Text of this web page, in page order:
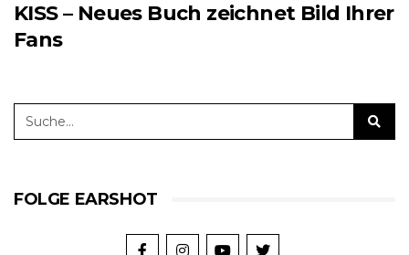
KISS – Neues Buch zeichnet Bild Ihrer
Fans
FOLGE EARSHOT